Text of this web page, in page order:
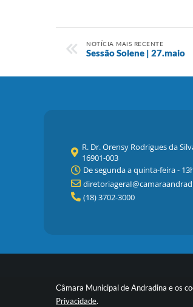
Câmara Municipal de Andradina e os
Privacidade.
NOTÍCIA MAIS RECENTE
Sessão Solene | 27.maio
R. Dr. Orensy Rodrigues da
16901-003
De segunda a quinta-feira -
(18) 3702-3000